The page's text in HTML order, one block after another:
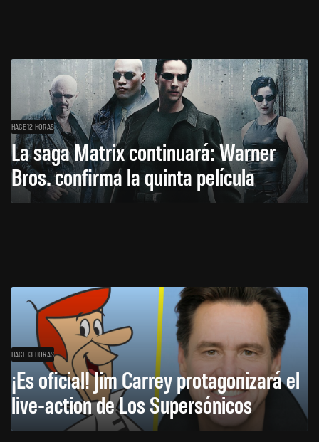
HACE 12 HORAS
La saga Matrix continuará: Warner
Bros. confirma la quinta película
HACE 13 HORAS
¡Es oficial! Jim Carrey protagonizará el
live-action de Los Supersónicos